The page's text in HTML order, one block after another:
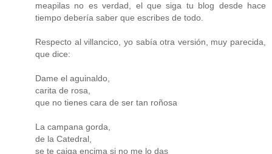
meapilas no es verdad, el que siga tu blog desde hace
tiempo debería saber que escribes de todo.
Respecto al villancico, yo sabía otra versión, muy parecida,
que dice:
Dame el aguinaldo,
carita de rosa,
que no tienes cara de ser tan roñosa
La campana gorda,
de la Catedral,
se te caiga encima si no me lo das